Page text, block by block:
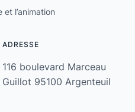
l’animation
ADRESSE
116 boulevard Marceau
Guillot 95100 Argenteuil